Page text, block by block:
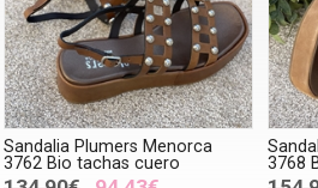
Sandalia Plumers Menorca
3762 Bio tachas cuero
3768